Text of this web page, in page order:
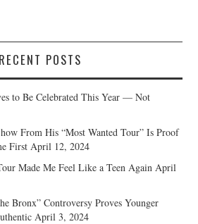
RECENT POSTS
to Be Celebrated This Year — Not
From His “Most Wanted Tour” Is Proof
First April 12, 2024
Made Me Feel Like a Teen Again April
Bronx” Controversy Proves Younger
April 3, 2024